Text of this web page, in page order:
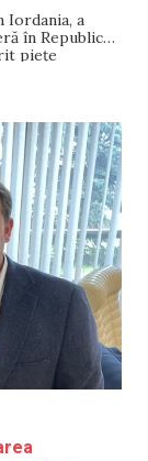
Iordania, a
în Republica
piețe
intenția de a